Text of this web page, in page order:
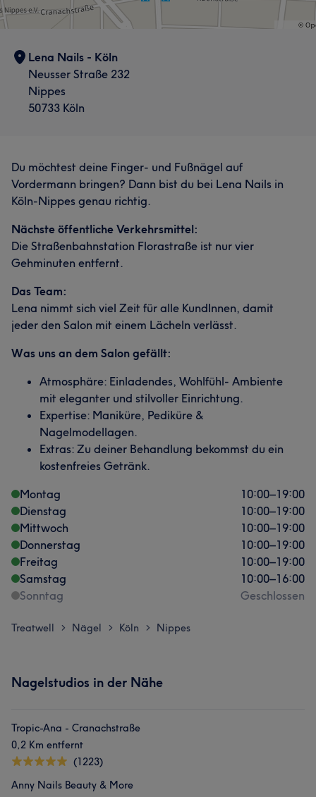
Lena Nails - Köln
Neusser Straße 232
Nippes
50733 Köln
Du möchtest deine Finger- und Fußnägel auf
Vordermann bringen? Dann bist du bei Lena Nails in
Köln-Nippes genau richtig.
Nächste öffentliche Verkehrsmittel:
Die Straßenbahnstation Florastraße ist nur vier
Gehminuten entfernt.
Das Team:
Lena nimmt sich viel Zeit für alle KundInnen, damit
jeder den Salon mit einem Lächeln verlässt.
Was uns an dem Salon gefällt:
Atmosphäre: Einladendes, Wohlfühl- Ambiente
mit eleganter und stilvoller Einrichtung.
Expertise: Maniküre, Pediküre &
Nagelmodellagen.
Extras: Zu deiner Behandlung bekommst du ein
kostenfreies Getränk.
Montag
10:00–19:00
Dienstag
10:00–19:00
Mittwoch
10:00–19:00
Donnerstag
10:00–19:00
Freitag
10:00–19:00
Samstag
10:00–16:00
Sonntag
Geschlossen
Treatwell > Nägel > Köln > Nippes
Nagelstudios in der Nähe
Tropic-Ana - Cranachstraße
0,2 Km entfernt
(1223)
Anny Nails Beauty & More